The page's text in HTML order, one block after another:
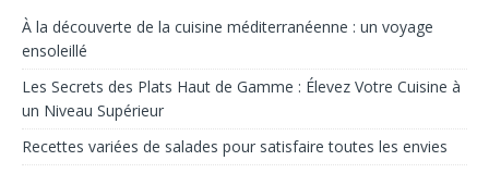
À la découverte de la cuisine méditerranéenne : un voyage
ensoleillé
Les Secrets des Plats Haut de Gamme : Élevez Votre Cuisine à
un Niveau Supérieur
Recettes variées de salades pour satisfaire toutes les envies